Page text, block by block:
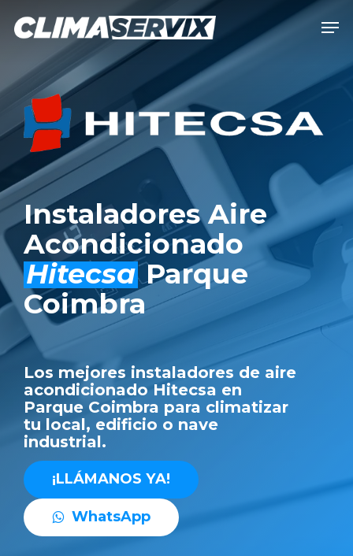
content
Instaladores Aire
Acondicionado
HitecsaParque
Coimbra
Los mejores instaladores de aire
acondicionado Hitecsa en
Parque Coimbra para climatizar
tu local, edificio o nave
industrial.
¡LLÁMANOS YA!
WhatsApp
Menu